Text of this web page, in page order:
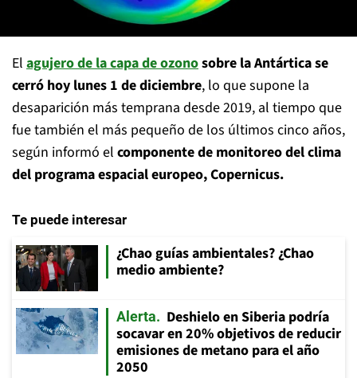
El agujero de la capa de ozonosobre la Antárticase
cerró hoy lunes 1 de diciembre, lo que supone la
desaparición más temprana desde 2019, al tiempo que
fue también el más pequeño de los últimos cinco años,
según informó el componente de monitoreo del clima
del programa espacial europeo, Copernicus.
Te puede interesar
¿Chao guías ambientales? ¿Chao
medio ambiente?
Alerta
Deshielo en Siberia podría
socavar en 20% objetivos de reducir
emisiones de metano para el año
2050